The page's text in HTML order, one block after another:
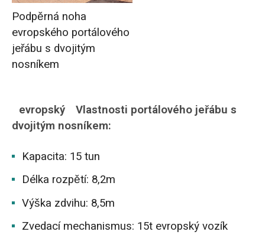
Podpěrná noha
evropského portálového
jeřábu s dvojitým
nosníkem
evropský
Vlastnosti portálového jeřábu s
dvojitým nosníkem:
Kapacita: 15 tun
Délka rozpětí: 8,2m
Výška zdvihu: 8,5m
Zvedací mechanismus: 15t evropský vozík